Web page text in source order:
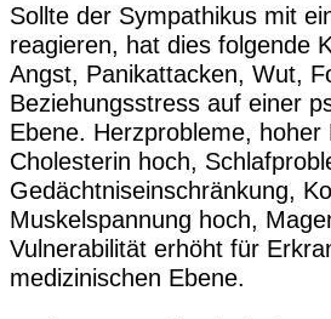
Sollte der Sympathikus mit
reagieren, hat dies folgende
Angst, Panikattacken, Wut,
Beziehungsstress auf einer
Ebene. Herzprobleme, hoher
Cholesterin hoch,
Gedächtniseinschränkung,
Muskelspannung hoch,
Vulnerabilität erhöht für
medizinischen Ebene.